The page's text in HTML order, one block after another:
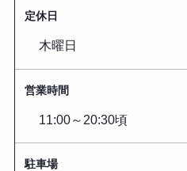
定休日
木曜日
営業時間
11:00～20:30頃
駐車場